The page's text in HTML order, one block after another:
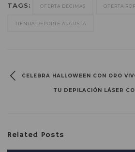
TAGS: OFERTA DECIMAS OFERTA
TIENDA DEPORTE AUGUSTA
CELEBRA HALLOWEEN CON ORO
TU DEPILACIÓN LÁSER
Related Posts